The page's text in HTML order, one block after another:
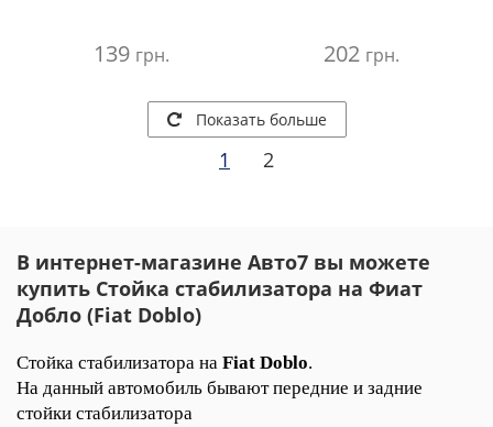
139 грн. 202 грн.
Показать больше
1 2
В интернет-магазине Авто7 вы можете
купить Стойка стабилизатора на Фиат
Добло (Fiat Doblo)
Стойка стабилизатора на Fiat Doblo.
На данный автомобиль бывают передние и задние
стойки стабилизатора